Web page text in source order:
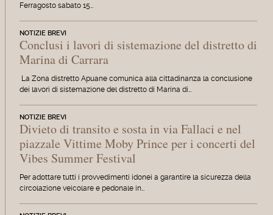
Ferragosto sabato 15…
NOTIZIE BREVI
Conclusi i lavori di sistemazione del distretto di
Marina di Carrara
La Zona distretto Apuane comunica alla cittadinanza la conclusione
dei lavori di sistemazione del distretto di Marina di…
NOTIZIE BREVI
Divieto di transito e sosta in via Fallaci e nel
piazzale Vittime Moby Prince per i concerti del
Vibes Summer Festival
Per adottare tutti i provvedimenti idonei a garantire la sicurezza della
circolazione veicolare e pedonale in…